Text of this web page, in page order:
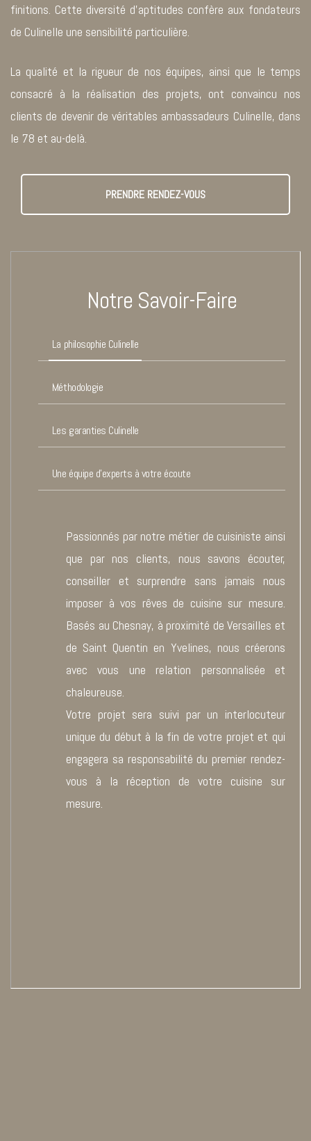
finitions. Cette diversité d’aptitudes confère aux fondateurs
de Culinelle une sensibilité particulière.
La qualité et la rigueur de nos équipes, ainsi que le temps
consacré à la réalisation des projets, ont convaincu nos
clients de devenir de véritables ambassadeurs Culinelle, dans
le 78 et au-delà.
PRENDRE RENDEZ-VOUS
Notre Savoir-Faire
La philosophie Culinelle
Méthodologie
Les garanties Culinelle
Une équipe d’experts à votre écoute
Passionnés par notre métier de cuisiniste ainsi
que par nos clients, nous savons écouter,
conseiller et surprendre sans jamais nous
imposer à vos rêves de cuisine sur mesure.
Basés au Chesnay, à proximité de Versailles et
de Saint Quentin en Yvelines, nous créerons
avec vous une relation personnalisée et
chaleureuse.
Votre projet sera suivi par un interlocuteur
unique du début à la fin de votre projet et qui
engagera sa responsabilité du premier rendez-
vous à la réception de votre cuisine sur
mesure.